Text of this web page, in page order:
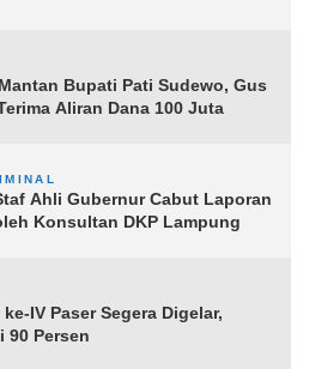
Bupati Pati Sudewo, Gus
Aliran Dana 100 Juta
Ahli Gubernur Cabut Laporan
Konsultan DKP Lampung
IV Paser Segera Digelar,
90 Persen